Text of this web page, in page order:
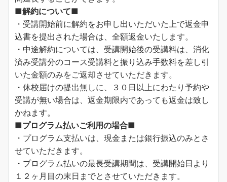
■解約について■
・受講開始前に解約をお申し出いただいた上で返金申
込書を提出された場合は、全額返金いたします。
・中途解約については、受講開始後の受講料は、消化
済み受講分のコース受講料と振り込み手数料を差し引
いた金額のみをご返却させていただきます。
・休校届けの提出無しに、３０日以上にわたり予約や
受講が無い場合は、返金期限内であっても返金は致し
かねます。
■プログラム払いご利用の場合■
・プログラム支払いは、現金または銀行振込のみとさ
せていただきます。
・プログラム払いの最長受講期間は、受講開始日より
１２ヶ月目の末日までとさせていただきます。